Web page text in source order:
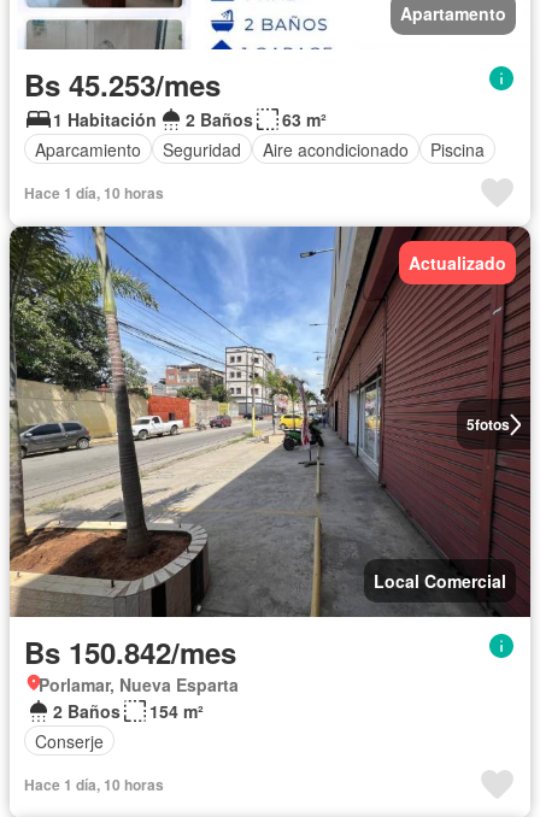
Apartamento
Bs 45.253/mes
1 Habitación 2 Baños
63 m²
Aparcamiento
Seguridad Aire acondicionado Piscina
Hace 1 día, 10 horas
5fotos
Actualizado
Local Comercial
Bs 150.842/mes
Porlamar, Nueva Esparta
2 Baños
154 m²
Conserje
Hace 1 día, 10 horas